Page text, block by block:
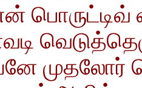
முதலோர்